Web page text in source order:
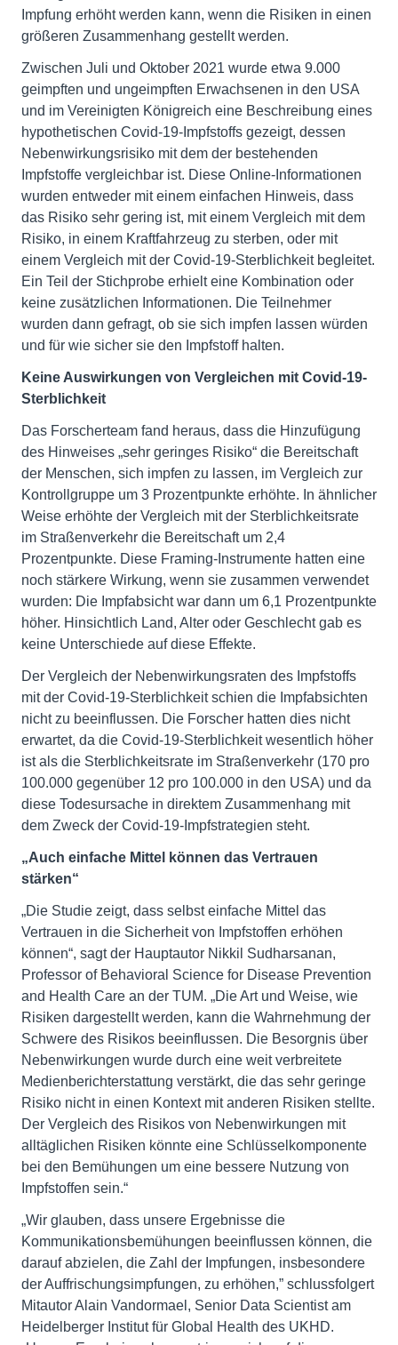
Impfung erhöht werden kann, wenn die Risiken in einen
größeren Zusammenhang gestellt werden.
Zwischen Juli und Oktober 2021 wurde etwa 9.000
geimpften und ungeimpften Erwachsenen in den USA
und im Vereinigten Königreich eine Beschreibung eines
hypothetischen Covid-19-Impfstoffs gezeigt, dessen
Nebenwirkungsrisiko mit dem der bestehenden
Impfstoffe vergleichbar ist. Diese Online-Informationen
wurden entweder mit einem einfachen Hinweis, dass
das Risiko sehr gering ist, mit einem Vergleich mit dem
Risiko, in einem Kraftfahrzeug zu sterben, oder mit
einem Vergleich mit der Covid-19-Sterblichkeit begleitet.
Ein Teil der Stichprobe erhielt eine Kombination oder
keine zusätzlichen Informationen. Die Teilnehmer
wurden dann gefragt, ob sie sich impfen lassen würden
und für wie sicher sie den Impfstoff halten.
Keine Auswirkungen von Vergleichen mit Covid-19-
Sterblichkeit
Das Forscherteam fand heraus, dass die Hinzufügung
des Hinweises „sehr geringes Risiko“ die Bereitschaft
der Menschen, sich impfen zu lassen, im Vergleich zur
Kontrollgruppe um 3 Prozentpunkte erhöhte. In ähnlicher
Weise erhöhte der Vergleich mit der Sterblichkeitsrate
im Straßenverkehr die Bereitschaft um 2,4
Prozentpunkte. Diese Framing-Instrumente hatten eine
noch stärkere Wirkung, wenn sie zusammen verwendet
wurden: Die Impfabsicht war dann um 6,1 Prozentpunkte
höher. Hinsichtlich Land, Alter oder Geschlecht gab es
keine Unterschiede auf diese Effekte.
Der Vergleich der Nebenwirkungsraten des Impfstoffs
mit der Covid-19-Sterblichkeit schien die Impfabsichten
nicht zu beeinflussen. Die Forscher hatten dies nicht
erwartet, da die Covid-19-Sterblichkeit wesentlich höher
ist als die Sterblichkeitsrate im Straßenverkehr (170 pro
100.000 gegenüber 12 pro 100.000 in den USA) und da
diese Todesursache in direktem Zusammenhang mit
dem Zweck der Covid-19-Impfstrategien steht.
„Auch einfache Mittel können das Vertrauen
stärken“
„Die Studie zeigt, dass selbst einfache Mittel das
Vertrauen in die Sicherheit von Impfstoffen erhöhen
können“, sagt der Hauptautor Nikkil Sudharsanan,
Professor of Behavioral Science for Disease Prevention
and Health Care an der TUM. „Die Art und Weise, wie
Risiken dargestellt werden, kann die Wahrnehmung der
Schwere des Risikos beeinflussen. Die Besorgnis über
Nebenwirkungen wurde durch eine weit verbreitete
Medienberichterstattung verstärkt, die das sehr geringe
Risiko nicht in einen Kontext mit anderen Risiken stellte.
Der Vergleich des Risikos von Nebenwirkungen mit
alltäglichen Risiken könnte eine Schlüsselkomponente
bei den Bemühungen um eine bessere Nutzung von
Impfstoffen sein.“
„Wir glauben, dass unsere Ergebnisse die
Kommunikationsbemühungen beeinflussen können, die
darauf abzielen, die Zahl der Impfungen, insbesondere
der Auffrischungsimpfungen, zu erhöhen,” schlussfolgert
Mitautor Alain Vandormael, Senior Data Scientist am
Heidelberger Institut für Global Health des UKHD.